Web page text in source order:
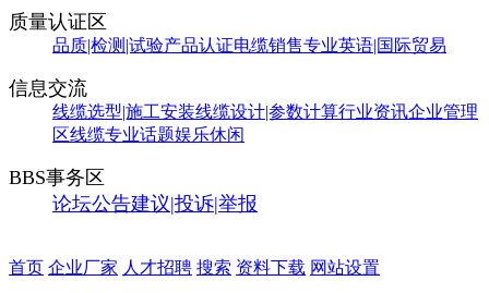
质量认证区
品质|检测|试验产品认证电缆销售专业英语|国际贸易
信息交流
线缆选型|施工安装线缆设计|参数计算行业资讯企业管理
区线缆专业话题娱乐休闲
BBS事务区
论坛公告建议|投诉|举报
首页 企业厂家 人才招聘 搜索 资料下载 网站设置